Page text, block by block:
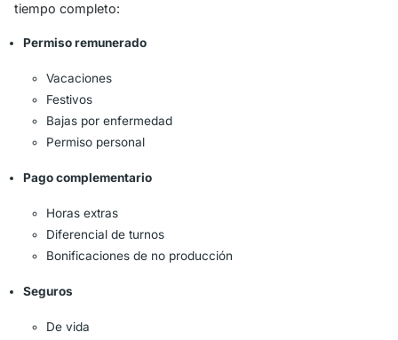
tiempo completo:
Permiso remunerado
Vacaciones
Festivos
Bajas por enfermedad
Permiso personal
Pago complementario
Horas extras
Diferencial de turnos
Bonificaciones de no producción
Seguros
De vida